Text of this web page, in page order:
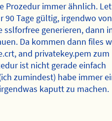
Prozedur immer ähnlich.
90 Tage gültig, irgendwo von
sslforfree generieren, dann
Da kommen dann files
and privatekey.pem zum
ist nicht gerade einfach
zumindest) habe immer
kaputt zu machen.